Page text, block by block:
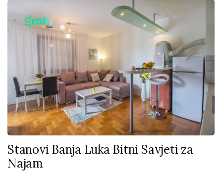
Stanovi Banja Luka Bitni Savjeti za
Najam